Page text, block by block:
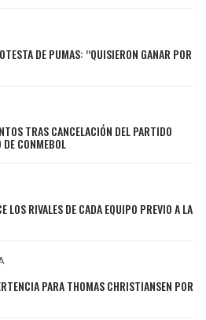
DE PUMAS: “QUISIERON GANAR POR
TRAS CANCELACIÓN DEL PARTIDO
CONMEBOL
LOS RIVALES DE CADA EQUIPO PREVIO A LA
PARA THOMAS CHRISTIANSEN POR